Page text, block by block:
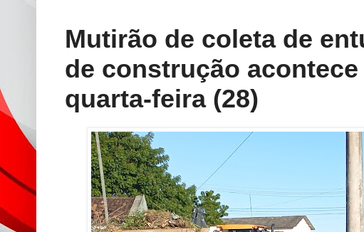
Mutirão de coleta de
de construção
quarta-feira (28)